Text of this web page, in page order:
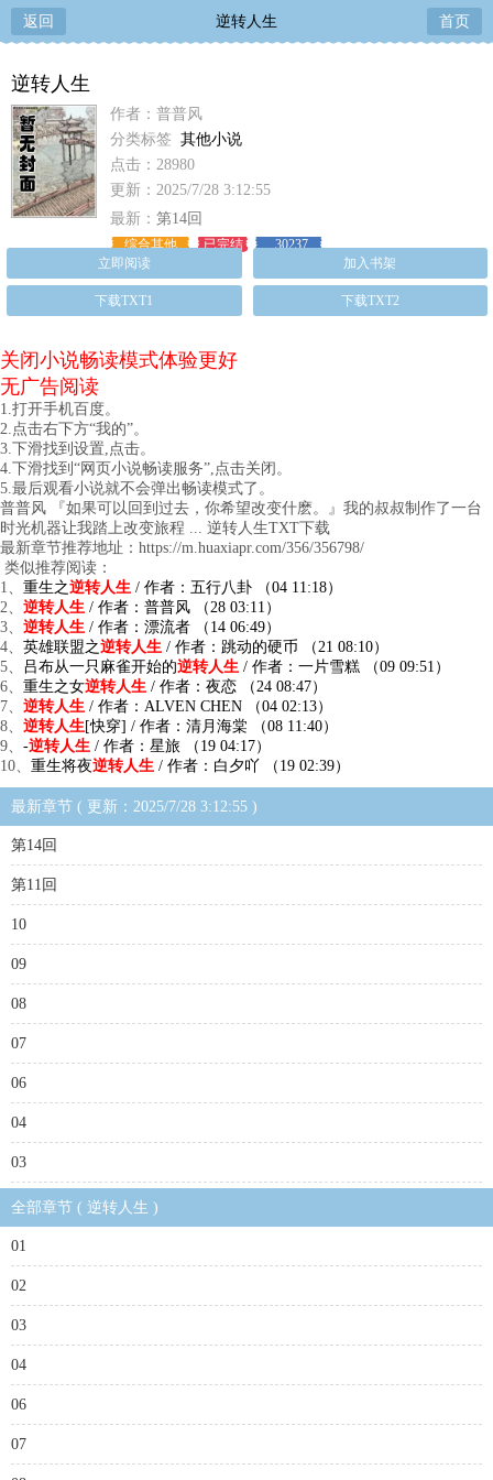
返回 逆转人生 首页
逆转人生
作者：普普风
分类标签 其他小说
点击：28980
更新：2025/7/28 3:12:55
最新： 第14回
综合其他 已完结
30237
立即阅读
加入书架
下载TXT1 下载TXT2
关闭小说畅读模式体验更好
无广告阅读
1.打开手机百度。
2.点击右下方“我的”。
3.下滑找到设置,点击。
4.下滑找到“网页小说畅读服务”,点击关闭。
5.最后观看小说就不会弹出畅读模式了。
普普风 『如果可以回到过去，你希望改变什麽。』我的叔叔制作了一台
时光机器让我踏上改变旅程 ... 逆转人生TXT下载
最新章节推荐地址：https://m.huaxiapr.com/356/356798/
类似推荐阅读：
1、 重生之逆转人生 / 作者：五行八卦 （04 11:18）
2、 逆转人生 / 作者：普普风 （28 03:11）
3、 逆转人生 / 作者：漂流者 （14 06:49）
4、 英雄联盟之逆转人生 / 作者：跳动的硬币 （21 08:10）
5、
吕布从一只麻雀开始的逆转人生 / 作者：一片雪糕 （09 09:51）
6、 重生之女逆转人生 / 作者：夜恋 （24 08:47）
7、 逆转人生 / 作者：ALVEN CHEN （04 02:13）
8、 逆转人生[快穿] / 作者：清月海棠 （08 11:40）
9、 -逆转人生 / 作者：星旅 （19 04:17）
10、 重生将夜逆转人生 / 作者：白夕吖 （19 02:39）
最新章节 ( 更新：2025/7/28 3:12:55 )
第14回
第11回
10
09
08
07
06
04
03
全部章节 ( 逆转人生 )
01
02
03
04
06
07